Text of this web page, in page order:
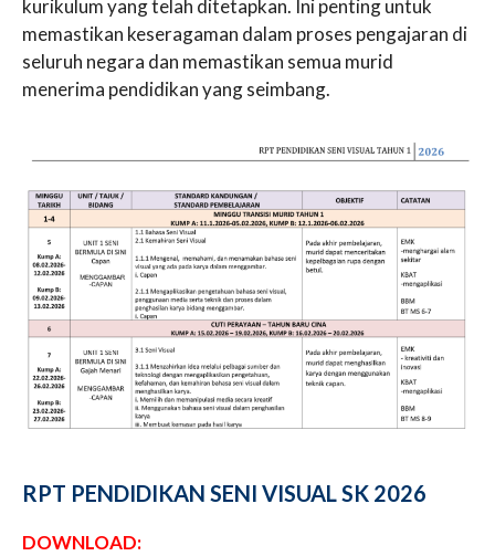
kurikulum yang telah ditetapkan. Ini penting untuk
memastikan keseragaman dalam proses pengajaran di
seluruh negara dan memastikan semua murid
menerima pendidikan yang seimbang.
RPT PENDIDIKAN SENI VISUAL SK 2026
DOWNLOAD: